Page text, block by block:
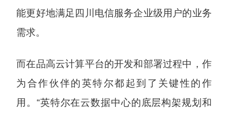
能更好地满足四川电信服务企业级用户的业务
需求。
而在品高云计算平台的开发和部署过程中，作
为合作伙伴的英特尔都起到了关键性的作
用。“英特尔在云数据中心的底层构架规划和